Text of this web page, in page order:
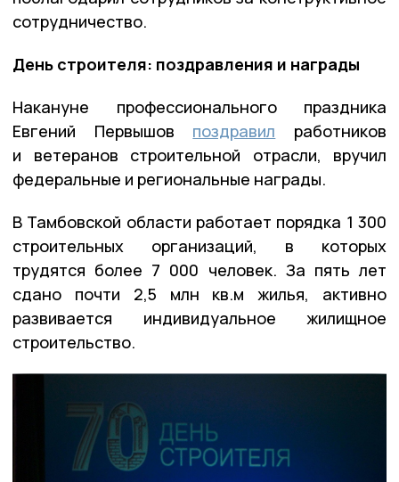
сотрудничество.
День строителя: поздравления и награды
Накануне профессионального праздника
Евгений Первышов поздравил работников
и ветеранов строительной отрасли, вручил
федеральные и региональные награды.
В Тамбовской области работает порядка 1 300
строительных организаций, в которых
трудятся более 7 000 человек. За пять лет
сдано почти 2,5 млн кв.м жилья, активно
развивается индивидуальное жилищное
строительство.